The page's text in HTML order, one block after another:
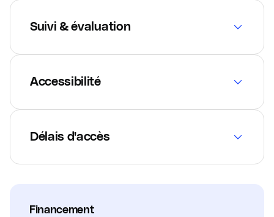
Suivi & évaluation
Accessibilité
Délais d'accès
Financement